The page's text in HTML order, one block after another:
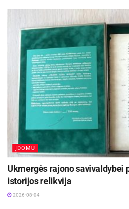
ĮDOMU
Ukmergės rajono savivaldybei
istorijos relikvija
2026-08-04